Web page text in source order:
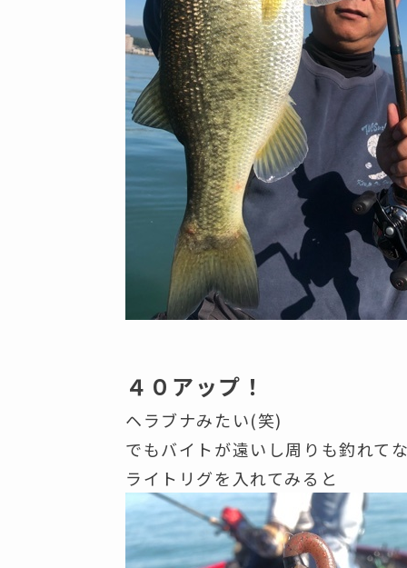
４０アップ！
ヘラブナみたい(笑)
でもバイトが遠いし周りも釣れて
ライトリグを入れてみると